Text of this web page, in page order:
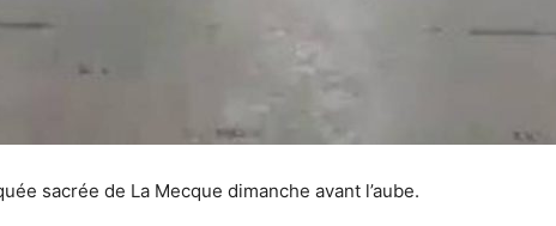
sacrée de La Mecque dimanche avant l’aube.